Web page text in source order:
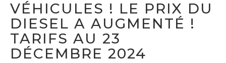
VÉHICULES ! LE PRIX DU
DIESEL A AUGMENTÉ !
TARIFS AU 23
DÉCEMBRE 2024